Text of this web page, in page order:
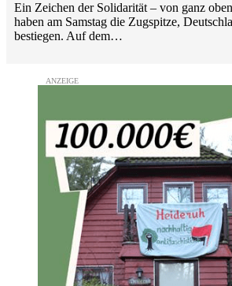
Ein Zeichen der Solidarität – von ganz
haben am Samstag die Zugspitze,
bestiegen. Auf dem…